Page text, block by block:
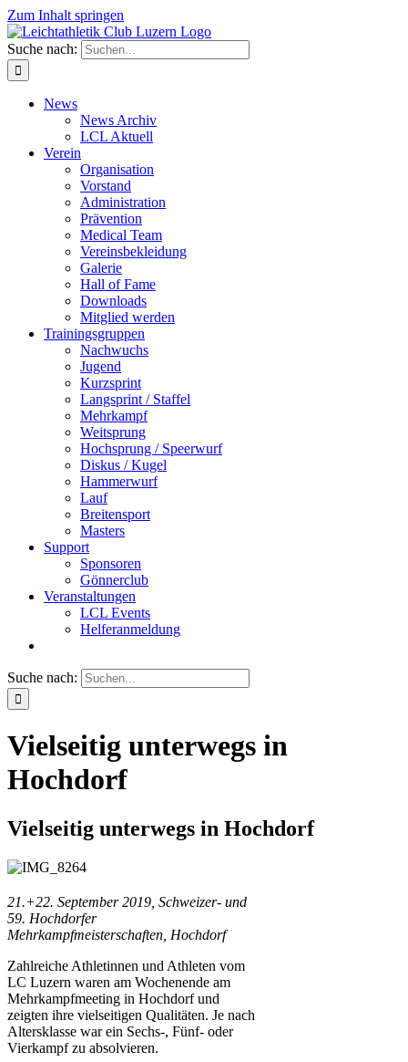
Zum Inhalt springen
Suche nach:
News
News Archiv
LCL Aktuell
Verein
Organisation
Vorstand
Administration
Prävention
Medical Team
Vereinsbekleidung
Galerie
Hall of Fame
Downloads
Mitglied werden
Trainingsgruppen
Nachwuchs
Jugend
Kurzsprint
Langsprint / Staffel
Mehrkampf
Weitsprung
Hochsprung / Speerwurf
Diskus / Kugel
Hammerwurf
Lauf
Breitensport
Masters
Support
Sponsoren
Gönnerclub
Veranstaltungen
LCL Events
Helferanmeldung
Suche nach:
Vielseitig unterwegs in
Hochdorf
Vielseitig unterwegs in Hochdorf
21.+22. September 2019, Schweizer- und
59. Hochdorfer
Mehrkampfmeisterschaften, Hochdorf
Zahlreiche Athletinnen und Athleten vom
LC Luzern waren am Wochenende am
Mehrkampfmeeting in Hochdorf und
zeigten ihre vielseitigen Qualitäten. Je nach
Altersklasse war ein Sechs-, Fünf- oder
Vierkampf zu absolvieren.